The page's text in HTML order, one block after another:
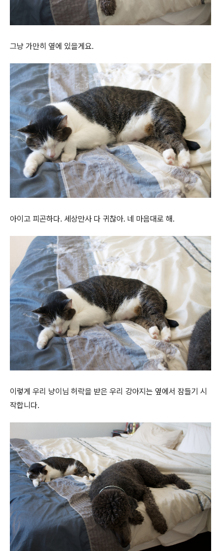
그냥 가만히 옆에 있을게요.
아이고 피곤하다. 세상만사 다 귀찮아. 네 마음대로 해.
이렇게 우리 냥이님 허락을 받은 우리 강아지는 옆에서 잠들기 시
작합니다.